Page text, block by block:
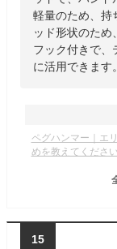
軽量のため、持
ッド形状のため
フック付きで、
に活用できます。
ペグハンマー｜エ
めを教えてください
15